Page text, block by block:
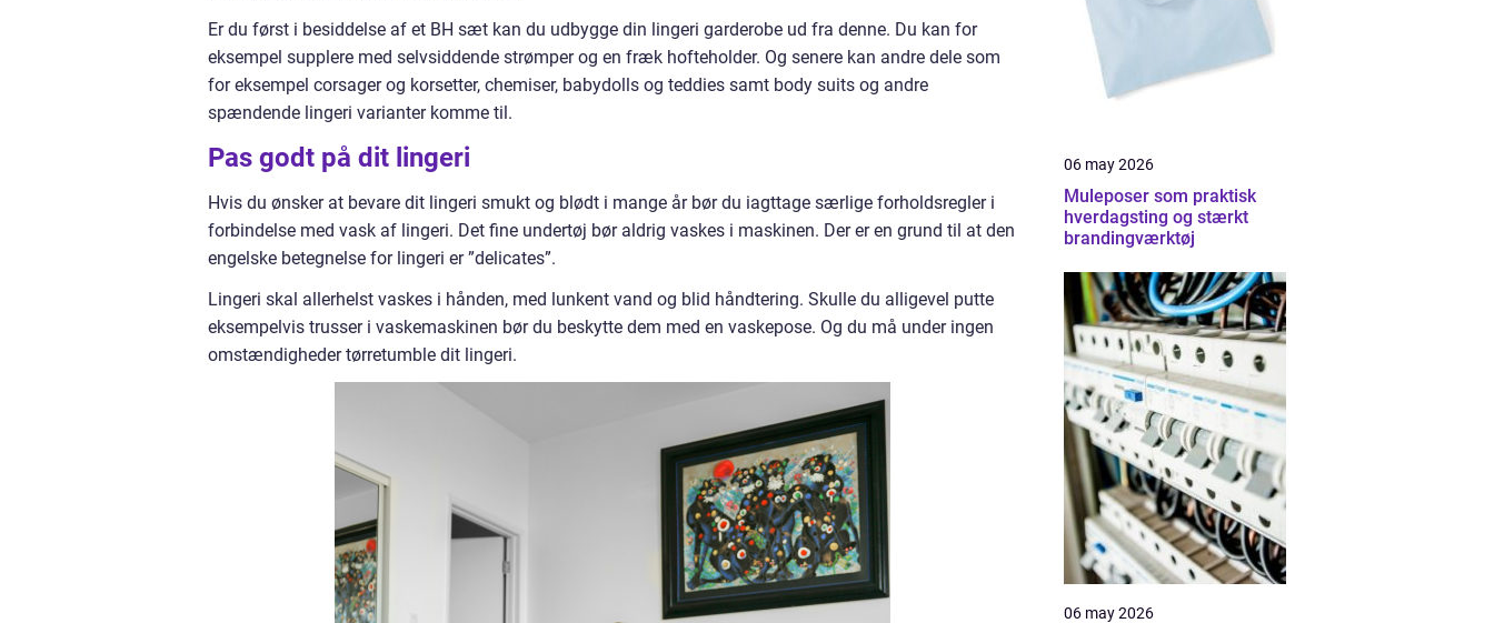
Er du først i besiddelse af et BH sæt kan du udbygge din lingeri garderobe ud fra denne. Du kan for
eksempel supplere med selvsiddende strømper og en fræk hofteholder. Og senere kan andre dele som
for eksempel corsager og korsetter, chemiser, babydolls og teddies samt body suits og andre
spændende lingeri varianter komme til.
Pas godt på dit lingeri
Hvis du ønsker at bevare dit lingeri smukt og blødt i mange år bør du iagttage særlige forholdsregler i
forbindelse med vask af lingeri. Det fine undertøj bør aldrig vaskes i maskinen. Der er en grund til at den
engelske betegnelse for lingeri er ”delicates”.
Lingeri skal allerhelst vaskes i hånden, med lunkent vand og blid håndtering. Skulle du alligevel putte
eksempelvis trusser i vaskemaskinen bør du beskytte dem med en vaskepose. Og du må under ingen
omstændigheder tørretumble dit lingeri.
06 may 2026
Muleposer som praktisk
hverdagsting og stærkt
brandingværktøj
06 may 2026